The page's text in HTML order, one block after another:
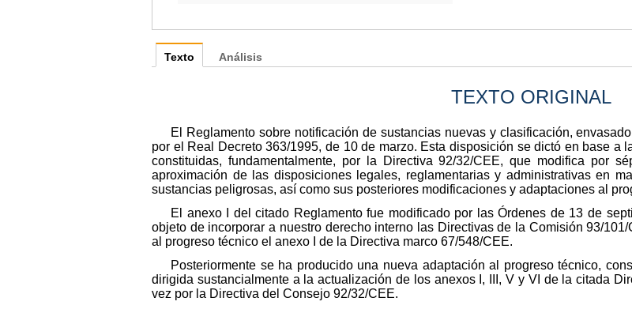
Texto
TEXTO ORIGINAL
El Reglamento sobre notificación de sustancias nuevas y clasificación,
por el Real Decreto 363/1995, de 10 de marzo. Esta disposición se dictó en base a
constituidas, fundamentalmente, por la Directiva 92/32/CEE, que modifica por
aproximación de las disposiciones legales, reglamentarias y administrativas en
sustancias peligrosas, así como sus posteriores modificaciones y adaptaciones al
El anexo I del citado Reglamento fue modificado por las Órdenes de 13 de
objeto de incorporar a nuestro derecho interno las Directivas de la Comisión 93/
al progreso técnico el anexo I de la Directiva marco 67/548/CEE.
Posteriormente se ha producido una nueva adaptación al progreso técnico,
dirigida sustancialmente a la actualización de los anexos I, III, V y VI de la citada
vez por la Directiva del Consejo 92/32/CEE.
Análisis